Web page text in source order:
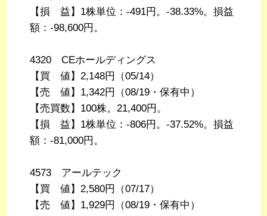
【損 益】1株単位：-491円。-38.33%。損益
額：-98,600円。
4320 CEホールディングス
【買 値】2,148円（05/14）
【売 値】1,342円（08/19・保有中）
【売買数】100株。21,400円。
【損 益】1株単位：-806円。-37.52%。損益
額：-81,000円。
4573 アールテック
【買 値】2,580円（07/17）
【売 値】1,929円（08/19・保有中）